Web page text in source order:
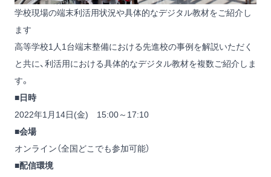
学校現場の端末利活用状況や具体的なデジタル教材をご紹介し
ます
高等学校1人1台端末整備における先進校の事例を解説いただく
と共に、利活用における具体的なデジタル教材を複数ご紹介しま
す。
■日時
2022年1月14日(金) 15:00～17:10
■会場
オンライン（全国どこでも参加可能）
■配信環境